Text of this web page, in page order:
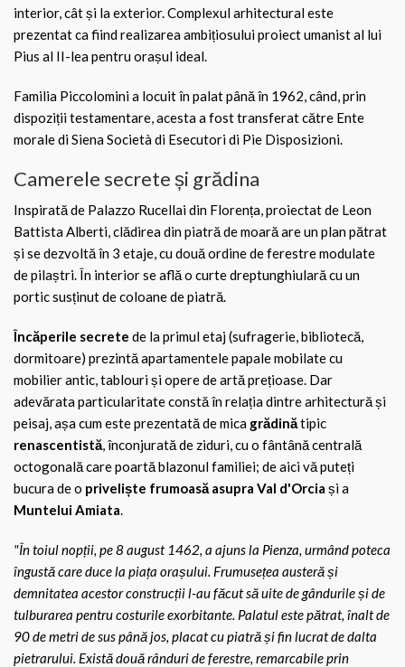
interior, cât și la exterior. Complexul arhitectural este
prezentat ca fiind realizarea ambițiosului proiect umanist al lui
Pius al II-lea pentru orașul ideal.
Familia Piccolomini a locuit în palat până în 1962, când, prin
dispoziții testamentare, acesta a fost transferat către Ente
morale di Siena Società di Esecutori di Pie Disposizioni.
Camerele secrete și grădina
Inspirată de Palazzo Rucellai din Florența, proiectat de Leon
Battista Alberti, clădirea din piatră de moară are un plan pătrat
și se dezvoltă în 3 etaje, cu două ordine de ferestre modulate
de pilaștri. În interior se află o curte dreptunghiulară cu un
portic susținut de coloane de piatră.
Încăperile secrete de la primul etaj (sufragerie, bibliotecă,
dormitoare) prezintă apartamentele papale mobilate cu
mobilier antic, tablouri și opere de artă prețioase. Dar
adevărata particularitate constă în relația dintre arhitectură și
peisaj, așa cum este prezentată de mica grădinătipic
renascentistă, înconjurată de ziduri, cu o fântână centrală
octogonală care poartă blazonul familiei; de aici vă puteți
bucura de o priveliște frumoasă asupra Val d'Orcia și a
Muntelui Amiata.
"În toiul nopții, pe 8 august 1462, a ajuns la Pienza, urmând poteca
îngustă care duce la piața orașului. Frumusețea austeră și
demnitatea acestor construcții l-au făcut să uite de gândurile și de
tulburarea pentru costurile exorbitante. Palatul este pătrat, înalt de
90 de metri de sus până jos, placat cu piatră și fin lucrat de dalta
pietrarului. Există două rânduri de ferestre, remarcabile prin